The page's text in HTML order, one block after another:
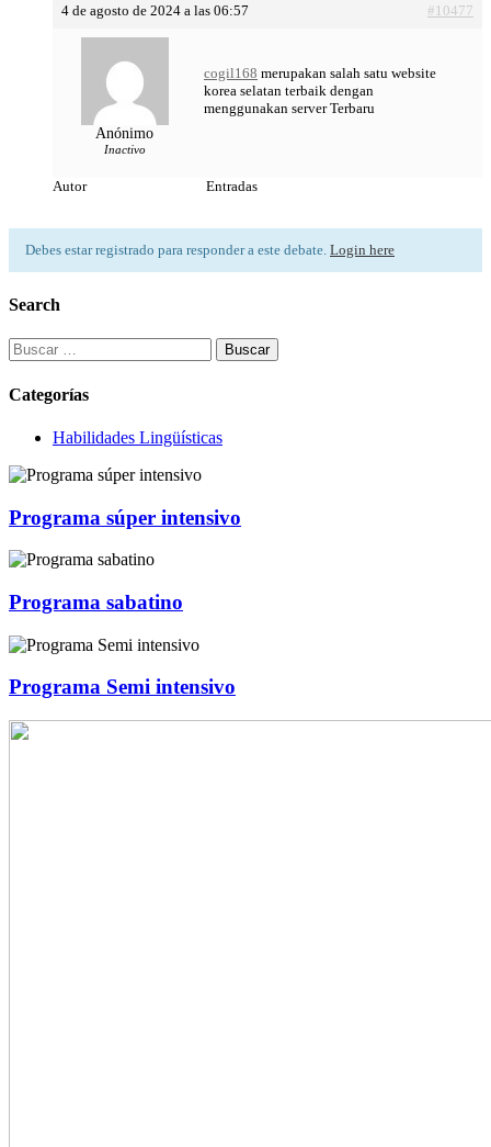
4 de agosto de 2024 a las 06:57 #10477
Anónimo
Inactivo
cogil168 merupakan salah satu website
korea selatan terbaik dengan
menggunakan server Terbaru
Autor Entradas
Debes estar registrado para responder a este debate. Login here
Search
Buscar:
Categorías
Habilidades Lingüísticas
Programa súper intensivo
Programa sabatino
Programa Semi intensivo